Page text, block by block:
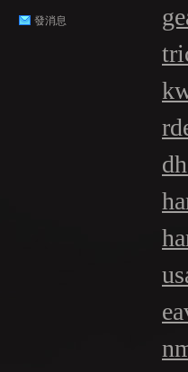
發消息
d